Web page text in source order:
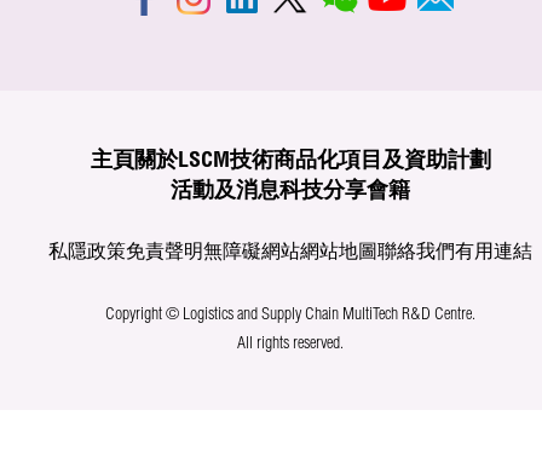
主頁 關於LSCM技術商品化項目及資助計劃
活動及消息科技分享會籍
私隱政策免責聲明無障礙網站網站地圖聯絡我們有用連結
Copyright © Logistics and Supply Chain MultiTech R&D Centre.
All rights reserved.